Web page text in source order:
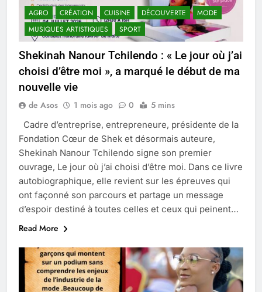
AGRO CRÉATION CUISINE DÉCOUVERTE
MODE
MUSIQUES ARTISTIQUES
SPORT
Shekinah Nanour Tchilendo : « Le jour où j’ai
choisi d’être moi », a marqué le début de ma
nouvelle vie
de Asos 1 mois ago 0 5 mins
Cadre d’entreprise, entrepreneure, présidente de la
Fondation Cœur de Shek et désormais auteure,
Shekinah Nanour Tchilendo signe son premier
ouvrage, Le jour où j’ai choisi d’être moi. Dans ce livre
autobiographique, elle revient sur les épreuves qui
ont façonné son parcours et partage un message
d’espoir destiné à toutes celles et ceux qui peinent…
Read More